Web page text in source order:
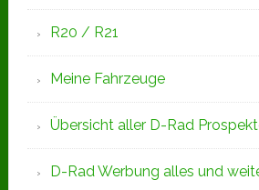
R20 / R21
Meine Fahrzeuge
Übersicht aller D-Rad
D-Rad Werbung alles und